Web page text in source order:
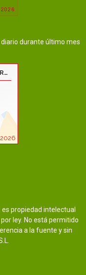
diario durante último mes
propiedad intelectual
ley. No está permitido
a la fuente y sin